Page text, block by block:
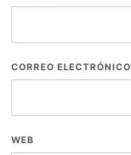
CORREO ELECTRÓNICO
WEB